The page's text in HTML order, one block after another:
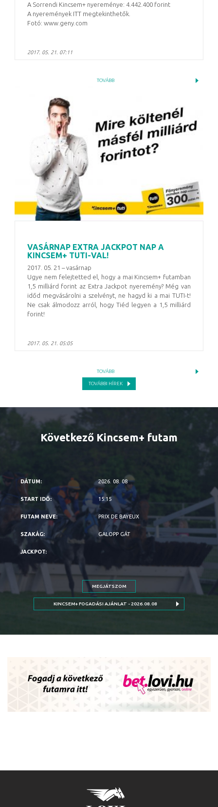
A Sorrendi Kincsem+ nyereménye: 4.442.400 forint
A nyeremények ITT megtekinthetők.
Fotó: www.geny.com
2017. 05. 21. 07:11
TOVÁBB
VASÁRNAP EXTRA JACKPOT NAP A
KINCSEM+ TUTI-VAL!
2017. 05. 21 – vasárnap
Ugye nem felejtetted el, hogy a mai Kincsem+ futamban
1,5 milliárd forint az Extra Jackpot nyeremény? Még van
időd megvásárolni a szelvényt, ne hagyd ki a mai TUTI-t!
Ne csak álmodozz arról, hogy Tiéd legyen a 1,5 milliárd
forint!
2017. 05. 21. 05:05
TOVÁBB
TOVÁBBI HÍREK
Következő Kincsem+ futam
2026. 08. 08
15:15
PRIX DE BAYEUX
GALOPP GÁT
MEGJÁTSZOM
KINCSEM+ FOGADÁSI AJÁNLAT - 2026.08.08